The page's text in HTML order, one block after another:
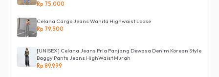
Rp 75.000
Celana Cargo Jeans Wanita Highwaist Loose
Rp 79.500
[UNISEX] Celana Jeans Pria Panjang Dewasa Denim Korean Style
Baggy Pants Jeans HighWaist Murah
Rp 89.999